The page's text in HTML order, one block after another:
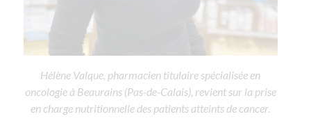
Hélène Valque, pharmacien titulaire spécialisée en
oncologie à Beaurains (Pas-de-Calais), revient sur la prise
en charge nutritionnelle des patients atteints de cancer.